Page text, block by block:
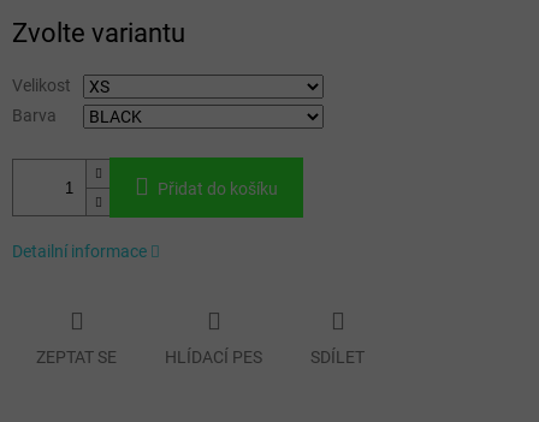
cena:
Zvolte variantu
Velikost
Barva
Přidat do košíku
Detailní informace
ZEPTAT SE HLÍDACÍ PES SDÍLET